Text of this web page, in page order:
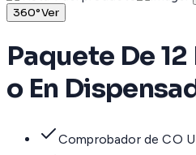
360°Ver
Paquete De
o En
Comprobador de CO